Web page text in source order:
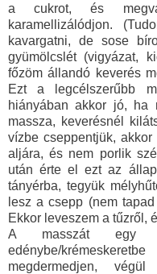
a cukrot, és
karamellizálódjon.
kavargatni, de sose
gyümölcslét (vigyázat,
főzöm állandó keverés
Ezt a legcélszerűbb
hiányában akkor jó, ha
massza, keverésnél
vízbe cseppentjük,
aljára, és nem porlik
után érte el ezt az
tányérba, tegyük
lesz a csepp (nem
Ekkor leveszem a tűzről,
A masszát egy
edénybe/
megdermedjen,